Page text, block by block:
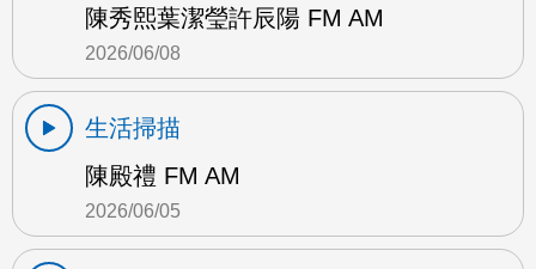
陳秀熙葉潔瑩許辰陽 FM AM
2026/06/08
生活掃描
陳殿禮 FM AM
2026/06/05